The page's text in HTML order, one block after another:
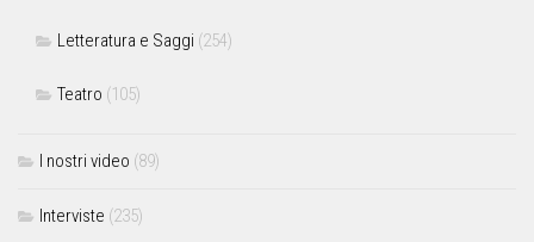
Letteratura e Saggi (254)
Teatro (105)
I nostri video (89)
Interviste (235)